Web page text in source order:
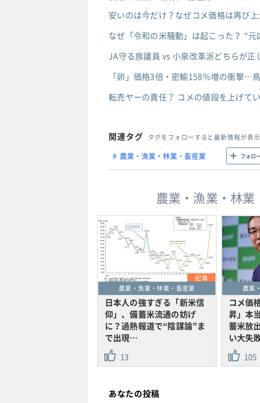
安いのは今だけ？なぜコメ価格は再び
なぜ「令和の米騒動」は起こった？ “
JA守る族議員 vs 小泉改革派どちらが
「卵」価格3倍・密輸158％増の衝撃…
転売ヤーの責任？ コメの値段を上げて
関連タグ タグをフォローすると最新情報が表
農業・漁業・林業・畜産業 フォロ
農業・漁業・林
記事
農業・漁業・林業・畜産業
日本人の強すぎる「新米信
仰」、備蓄米流通の妨げ
に？過熱報道で“陰謀論”ま
で出現…
13
農業
コメ価
昇」本
蓄米放
い大失
105
あなたの投稿